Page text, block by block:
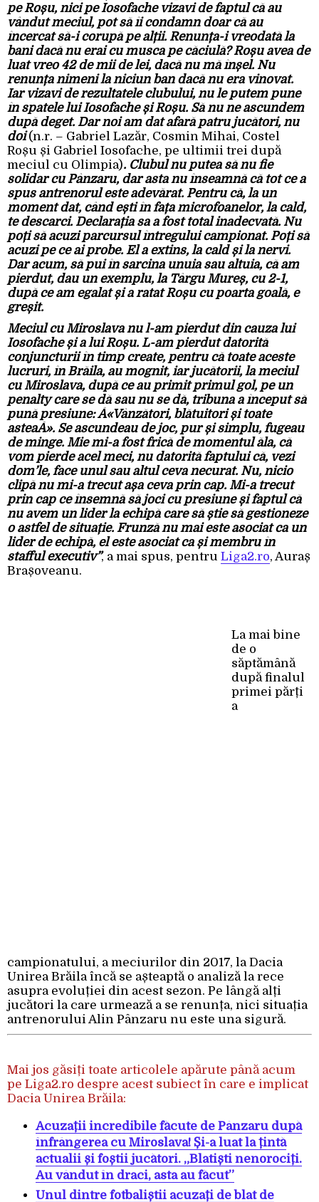
pe Roșu, nici pe Iosofache vizavi de faptul că au
vândut meciul, pot să îi condamn doar că au
încercat să-i corupă pe alții. Renunța-i vreodată la
bani dacă nu erai cu musca pe căciulă? Roșu avea de
luat vreo 42 de mii de lei, dacă nu mă înșel. Nu
renunța nimeni la niciun ban dacă nu era vinovat.
Iar vizavi de rezultatele clubului, nu le putem pune
în spatele lui Iosofache și Roșu. Să nu ne ascundem
după deget. Dar noi am dat afară patru jucători, nu
doi(n.r. – Gabriel Lazăr, Cosmin Mihai, Costel
Roșu și Gabriel Iosofache, pe ultimii trei după
meciul cu Olimpia). Clubul nu putea să nu fie
solidar cu Pânzaru, dar asta nu înseamnă că tot ce a
spus antrenorul este adevărat. Pentru că, la un
moment dat, când ești în fața microfoanelor, la cald,
te descarci. Declarația sa a fost total inadecvată. Nu
poți să acuzi parcursul întregului campionat. Poți să
acuzi pe ce ai probe. El a extins, la cald și la nervi.
Dar acum, să pui în sarcina unuia sau altuia, că am
pierdut, dau un exemplu, la Târgu Mureș, cu 2-1,
după ce am egalat și a ratat Roșu cu poarta goală, e
greșit.
Meciul cu Miroslava nu l-am pierdut din cauza lui
Iosofache și a lui Roșu. L-am pierdut datorită
conjuncturii în timp create, pentru că toate aceste
lucruri, în Brăila, au mognit, iar jucătorii, la meciul
cu Miroslava, după ce au primit primul gol, pe un
penalty care se dă sau nu se dă, tribuna a început să
pună presiune: Â«Vânzători, blătuitori și toate
asteaÂ». Se ascundeau de joc, pur și simplu, fugeau
de minge. Mie mi-a fost frică de momentul ăla, că
vom pierde acel meci, nu datorită faptului că, vezi
dom’le, face unul sau altul ceva necurat. Nu, nicio
clipă nu mi-a trecut așa ceva prin cap. Mi-a trecut
prin cap ce însemnă să joci cu presiune și faptul că
nu avem un lider la echipă care să știe să gestioneze
o astfel de situație. Frunză nu mai este asociat ca un
lider de echipă, el este asociat ca și membru în
stafful executiv”, a mai spus, pentru Liga2.ro, Auraș
Brașoveanu.
La mai bine
de o
săptămână
după finalul
primei părți
a
campionatului, a meciurilor din 2017, la Dacia
Unirea Brăila încă se așteaptă o analiză la rece
asupra evoluției din acest sezon. Pe lângă alți
jucători la care urmează a se renunța, nici situația
antrenorului Alin Pânzaru nu este una sigură.
Mai jos găsiți toate articolele apărute până acum
pe Liga2.ro despre acest subiect în care e implicat
Dacia Unirea Brăila:
Acuzații incredibile făcute de Pânzaru după
înfrângerea cu Miroslava! Și-a luat la țintă
actualii și foștii jucători. „Blatiști nenorociți.
Au vândut în draci, asta au făcut”
Unul dintre fotbaliștii acuzați de blat de